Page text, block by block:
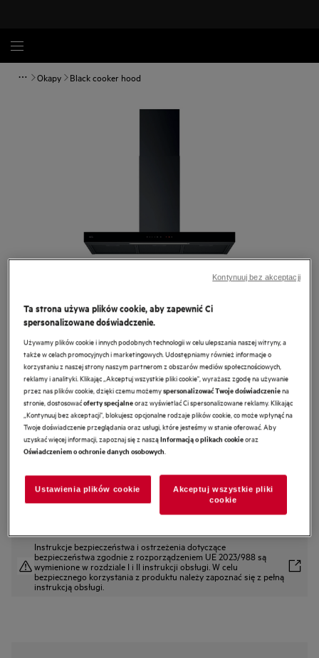
Okapy Black cooker hood
NDB6791HB
Okap kominowy 6000 Hob2Hood®
90 cm
4.7 (7)
Karta informacyjna produktu
Cechy
Hob²Hood® 6000 reguluje za Ciebie prędkość wentylatora.
Funkcja Hob2Hood® reguluje pracę okapu w zależności od ustawień płyty
Doskonała jakość powietrza w kuchni dzięki okapowi ExtractionTech Pro.
Instrukcje bezpieczeństwa i ostrzeżenia dotyczące
bezpieczeństwa zgodnie z rozporządzeniem UE 2023/988 są
wymienione w rozdziale I i II instrukcji obsługi. W celu
bezpiecznego korzystania z produktu należy zapoznać się z pełną
instrukcją obsługi.
Ta strona używa plików cookie, aby zapewnić Ci
spersonalizowane doświadczenie.
Używamy plików cookie i innych podobnych technologii w celu ulepszania naszej witryny, a
także w celach promocyjnych i marketingowych. Udostępniamy również informacje o
korzystaniu z naszej strony naszym partnerom z obszarów mediów społecznościowych,
reklamy i analityki. Klikając „Akceptuj wszystkie pliki cookie", wyrażasz zgodę na używanie
przez nas plików cookie, dzięki czemu możemyspersonalizować Twoje doświadczeniena
stronie, dostosowaćoferty specjalneoraz wyświetlać Ci spersonalizowane reklamy. Klikając
„Kontynuuj bez akceptacji", blokujesz opcjonalne rodzaje plików cookie, co może wpłynąć na
Twoje doświadczenie przeglądania oraz usługi, które jesteśmy w stanie oferować. Aby
uzyskać więcej informacji, zapoznaj się z nasząInformacją o plikach cookieoraz
Oświadczeniem o ochronie danych osobowych
Ustawienia plików cookie
Akceptuj wszystkie pliki
cookie
Kontynuuj bez akceptacji